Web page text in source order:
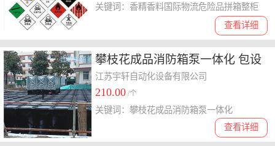
查看详细
关键词：香精香料国际物流危险品拼箱整柜
攀枝花成品消防箱泵一体化 包设
计安装
江苏宇轩自动化设备有限公司
210.00 /个
查看详细
关键词：攀枝花成品消防箱泵一体化